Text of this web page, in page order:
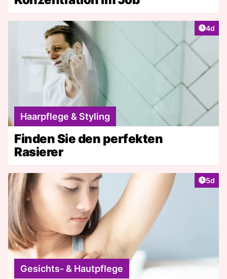
4d
Haarpflege & Styling
Finden Sie den perfekten
Rasierer
5d
Gesichts- & Hautpflege